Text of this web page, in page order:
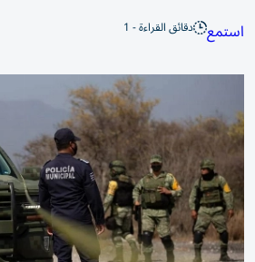
استمع دقائق القراءة - 1